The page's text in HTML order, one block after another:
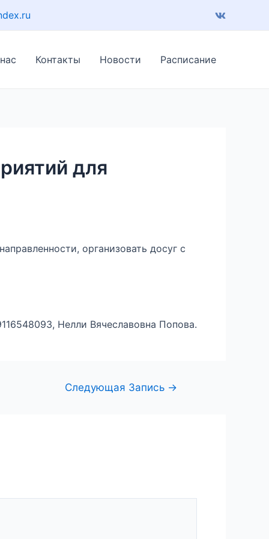
Контакты Новости Расписание
для
организовать досуг с
Нелли Вячеславовна Попова.
Следующая Запись →